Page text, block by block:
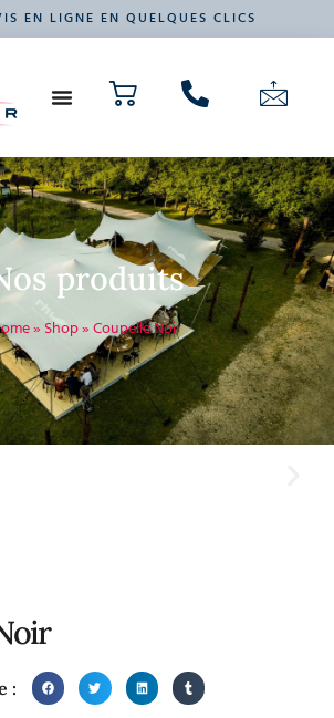
EN LIGNE EN QUELQUES CLICS
produits
» Shop»Coupelle Noir
: